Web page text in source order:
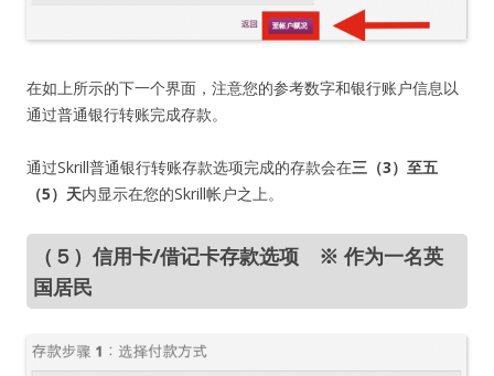
在如上所示的下一个界面，注意您的参考数字和银行账户信息以
通过普通银行转账完成存款。
通过Skrill普通银行转账存款选项完成的存款会在三（3）至五
（5）天内显示在您的Skrill帐户之上。
（５）信用卡/借记卡存款选项 ※ 作为一名英
国居民